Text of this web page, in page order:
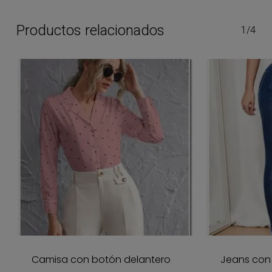
Productos relacionados 1/4
Camisa con botón delantero
Jeans